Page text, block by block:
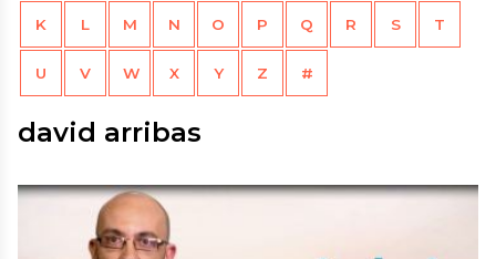
K L M N O P Q R S T
U V W X Y Z #
david arribas